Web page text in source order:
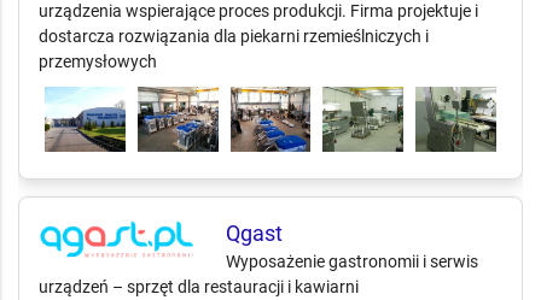
urządzenia wspierające proces produkcji. Firma projektuje i
dostarcza rozwiązania dla piekarni rzemieślniczych i
przemysłowych
Qgast
Wyposażenie gastronomii i serwis
urządzeń – sprzęt dla restauracji i kawiarni